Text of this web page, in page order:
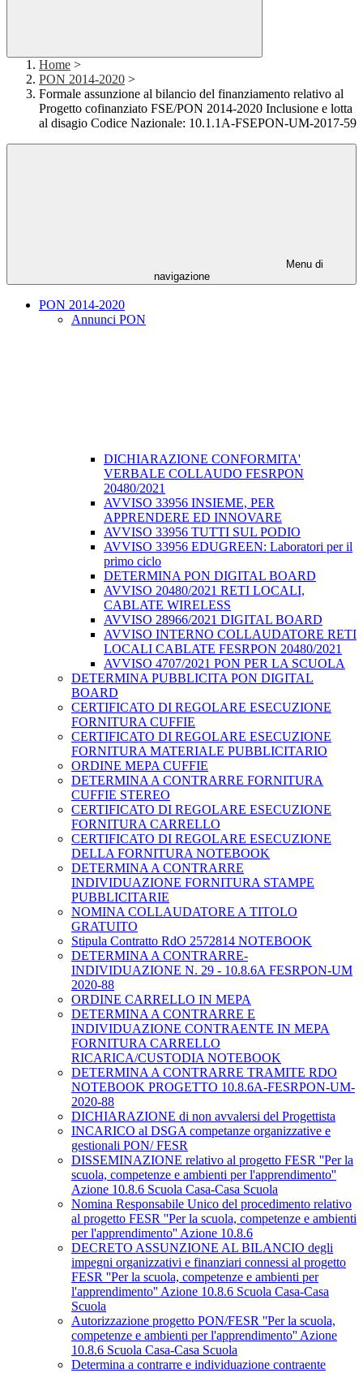
Home >
PON 2014-2020 >
Formale assunzione al bilancio del finanziamento relativo al
Progetto cofinanziato FSE/PON 2014-2020 Inclusione e lotta
al disagio Codice Nazionale: 10.1.1A-FSEPON-UM-2017-59
Menu di
navigazione
PON 2014-2020
Annunci PON
DICHIARAZIONE CONFORMITA'
VERBALE COLLAUDO FESRPON
20480/2021
AVVISO 33956 INSIEME, PER
APPRENDERE ED INNOVARE
AVVISO 33956 TUTTI SUL PODIO
AVVISO 33956 EDUGREEN: Laboratori per il
primo ciclo
DETERMINA PON DIGITAL BOARD
AVVISO 20480/2021 RETI LOCALI,
CABLATE WIRELESS
AVVISO 28966/2021 DIGITAL BOARD
AVVISO INTERNO COLLAUDATORE RETI
LOCALI CABLATE FESRPON 20480/2021
AVVISO 4707/2021 PON PER LA SCUOLA
DETERMINA PUBBLICITA PON DIGITAL
BOARD
CERTIFICATO DI REGOLARE ESECUZIONE
FORNITURA CUFFIE
CERTIFICATO DI REGOLARE ESECUZIONE
FORNITURA MATERIALE PUBBLICITARIO
ORDINE MEPA CUFFIE
DETERMINA A CONTRARRE FORNITURA
CUFFIE STEREO
CERTIFICATO DI REGOLARE ESECUZIONE
FORNITURA CARRELLO
CERTIFICATO DI REGOLARE ESECUZIONE
DELLA FORNITURA NOTEBOOK
DETERMINA A CONTRARRE
INDIVIDUAZIONE FORNITURA STAMPE
PUBBLICITARIE
NOMINA COLLAUDATORE A TITOLO
GRATUITO
Stipula Contratto RdO 2572814 NOTEBOOK
DETERMINA A CONTRARRE-
INDIVIDUAZIONE N. 29 - 10.8.6A FESRPON-UM
2020-88
ORDINE CARRELLO IN MEPA
DETERMINA A CONTRARRE E
INDIVIDUAZIONE CONTRAENTE IN MEPA
FORNITURA CARRELLO
RICARICA/CUSTODIA NOTEBOOK
DETERMINA A CONTRARRE TRAMITE RDO
NOTEBOOK PROGETTO 10.8.6A-FESRPON-UM-
2020-88
DICHIARAZIONE di non avvalersi del Progettista
INCARICO al DSGA competanze organizzative e
gestionali PON/ FESR
DISSEMINAZIONE relativo al progetto FESR ''Per la
scuola, competenze e ambienti per l'apprendimento''
Azione 10.8.6 Scuola Casa-Casa Scuola
Nomina Responsabile Unico del procedimento relativo
al progetto FESR ''Per la scuola, competenze e ambienti
per l'apprendimento'' Azione 10.8.6
DECRETO ASSUNZIONE AL BILANCIO degli
impegni organizzativi e finanziari connessi al progetto
FESR ''Per la scuola, competenze e ambienti per
l'apprendimento'' Azione 10.8.6 Scuola Casa-Casa
Scuola
Autorizzazione progetto PON/FESR ''Per la scuola,
competenze e ambienti per l'apprendimento'' Azione
10.8.6 Scuola Casa-Casa Scuola
Determina a contrarre e individuazione contraente